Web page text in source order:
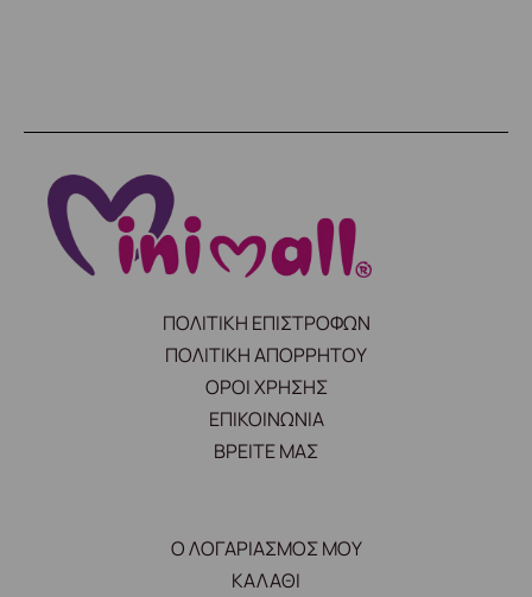
ΠΟΛΙΤΙΚΗ ΕΠΙΣΤΡΟΦΩΝ
ΠΟΛΙΤΙΚΗ ΑΠΟΡΡΗΤΟΥ
ΟΡΟΙ ΧΡΗΣΗΣ
ΕΠΙΚΟΙΝΩΝΙΑ
ΒΡΕΙΤΕ ΜΑΣ
Ο ΛΟΓΑΡΙΑΣΜΟΣ ΜΟΥ
ΚΑΛΑΘΙ